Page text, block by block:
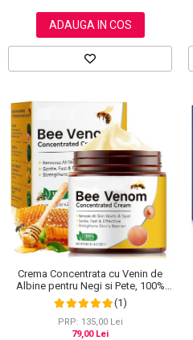
ADAUGA IN COS
Crema Concentrata cu Venin de
Albine pentru Negi si Pete, 100%
Naturala, 120 g
(1)
PRP: 135,00 Lei
79,00 Lei